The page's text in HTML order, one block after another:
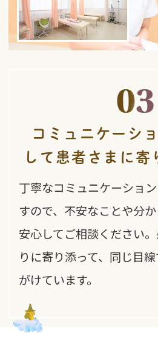
03
コミュニケーシ
して 患者さまに 寄
丁寧なコミュニケーショ
すので、不安なことや分か
安心してご相談ください
りに寄り添って、同じ目
がけています。